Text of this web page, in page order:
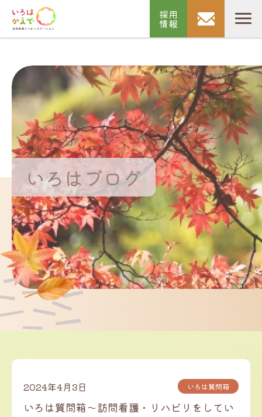
採用
情報
いろはブログ
2024年4月3日 いろは質問箱
いろは質問箱～訪問看護・リハビリをしてい